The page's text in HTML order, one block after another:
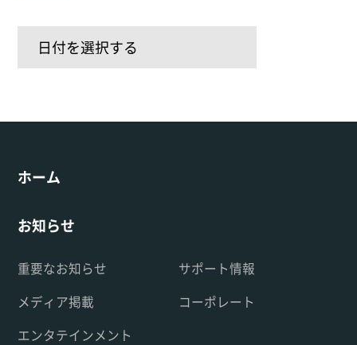
ホーム
お知らせ
重要なお知らせ
サポート情報
メディア掲載
コーポレート
エンタテインメント